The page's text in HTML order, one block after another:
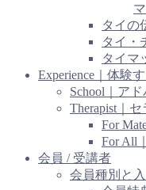
タイの
タイ・
タイマ
Experience｜体験
School｜ア
Therapist｜セ
For
For All
会員 / 受講者
会員種別と